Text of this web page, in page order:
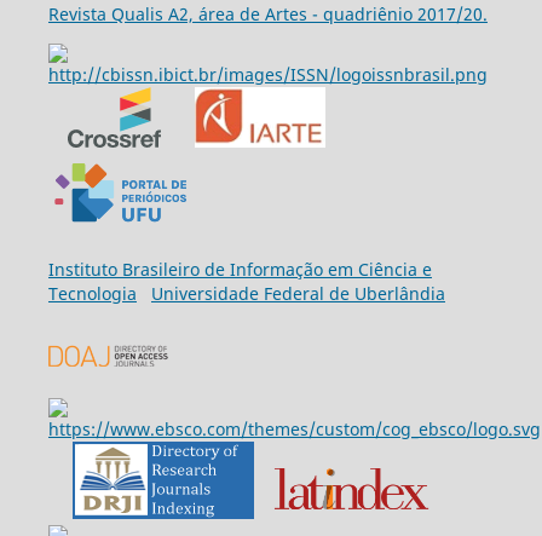
Revista Qualis A2, área de Artes - quadriênio 2017/20.
Instituto Brasileiro de Informação em Ciência e
Tecnologia
Universidade Federal de Uberlândia